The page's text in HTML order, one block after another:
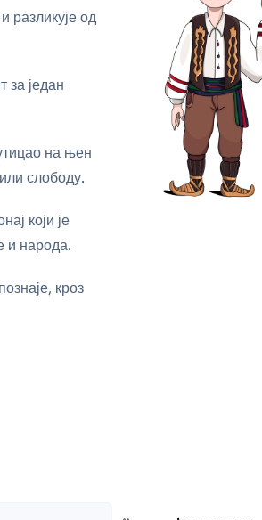
разликује од
за један
на њен
слободу.
који је
и народа.
кроз